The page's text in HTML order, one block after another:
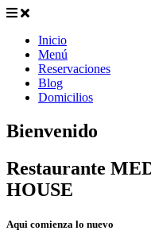
Inicio
Menú
Reservaciones
Blog
Domicilios
Bienvenido
Restaurante
HOUSE
Aqui comienza lo nuevo